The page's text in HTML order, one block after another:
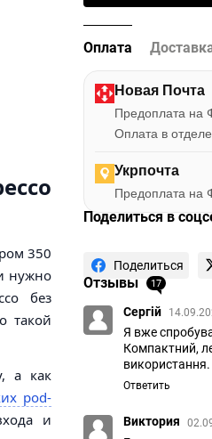
350
нужно
без
такой
а как
pod-
и
Оплата
Новая Почта
Предоплата на
Оплата в
Укрпочта
Предоплата на
Поделиться в
Поделиться
Отзывы 17
Сергій
Я вже
Компактний,
Ответить
Виктория